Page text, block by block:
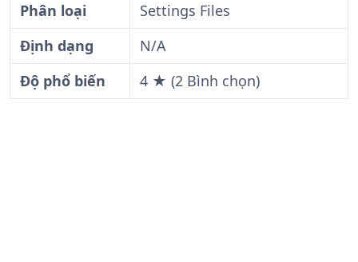
Phân loại
Settings Files
Định dạng
N/A
Độ phổ biến
4 ★ (2 Bình chọn)